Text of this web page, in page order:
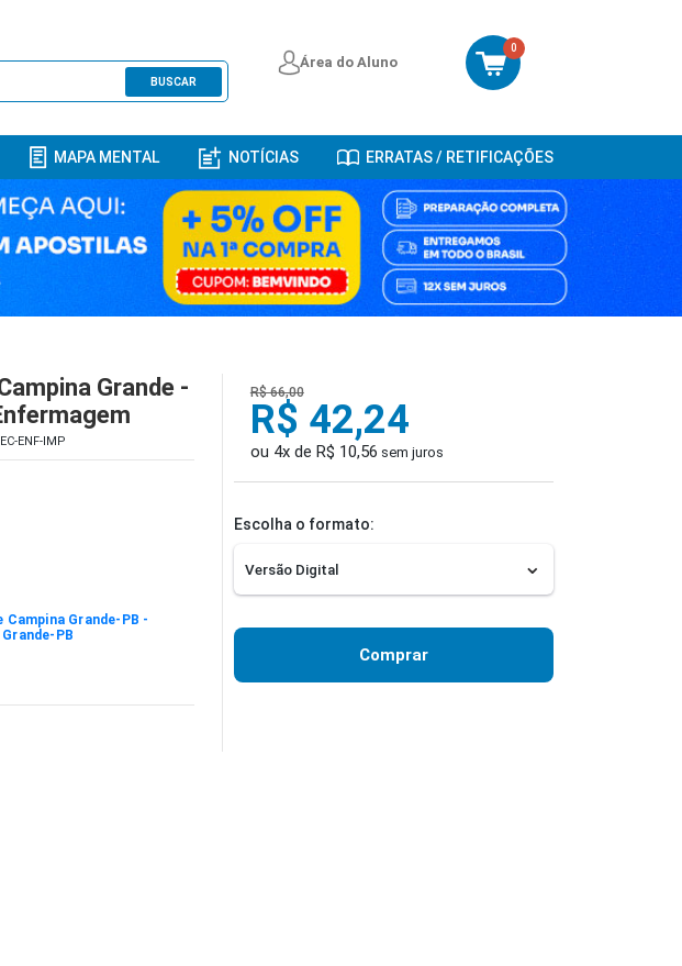
BUSCAR
Área do Aluno
0
MAPA MENTAL NOTÍCIAS ERRATAS / RETIFICAÇÕES
Grande -
ENF-IMP
Grande-PB -
PB
R$ 66,00
R$ 42,24
ou 4x de R$ 10,56 sem juros
Escolha o formato:
Comprar